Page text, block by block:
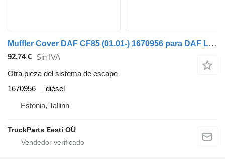
Muffler Cover DAF CF85 (01.01-) 1670956 para DAF LF45, LF55, LF180, CF65, CF75, CF85 (2001-) cabeza tractora
92,74 € Sin IVA
Otra pieza del sistema de escape
1670956
diésel
Estonia, Tallinn
TruckParts Eesti OÜ